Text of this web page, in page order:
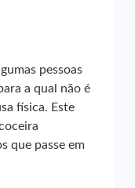
pessoas
a qual não é
física. Este
que passe em